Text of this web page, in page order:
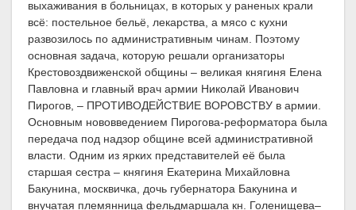
выхаживания в больницах, в которых у раненых крали
всё: постельное бельё, лекарства, а мясо с кухни
развозилось по административным чинам. Поэтому
основная задача, которую решали организаторы
Крестовоздвиженской общины – великая княгиня Елена
Павловна и главный врач армии Николай Иванович
Пирогов, – ПРОТИВОДЕЙСТВИЕ ВОРОВСТВУ в армии.
Основным нововведением Пирогова-реформатора была
передача под надзор общине всей административной
власти. Одним из ярких представителей её была
старшая сестра – княгиня Екатерина Михайловна
Бакунина, москвичка, дочь губернатора Бакунина и
внучатая племянница фельдмаршала кн. Голенищева–